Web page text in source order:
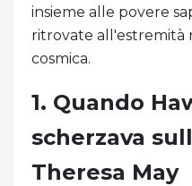
insieme alle povere
ritrovate all'estremità
cosmica.
1. Quando
scherzava
Theresa May